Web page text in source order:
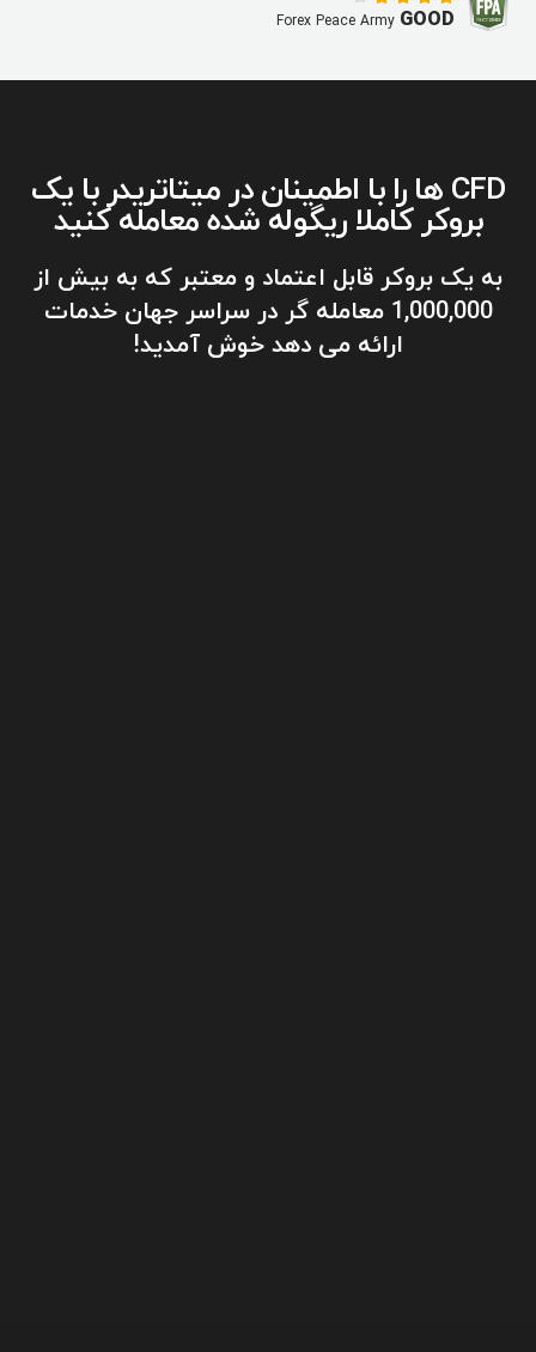
GOOD
Forex Peace Army
CFD ها را با اطمینان در میتاتریدر با یک
بروکر کاملا ریگوله شده معامله کنید
به یک بروکر قابل اعتماد و معتبر که به بیش از
1,000,000 معامله گر در سراسر جهان خدمات
ارائه می دهد خوش آمدید!